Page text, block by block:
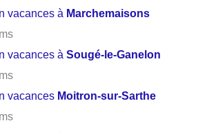
vacances à Marchemaisons
vacances àSougé-le-Ganelon
vacances Moitron-sur-Sarthe